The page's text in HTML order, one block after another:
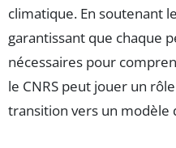
climatique. En soutenant
garantissant que chaque
nécessaires pour
le CNRS peut jouer un
transition vers un modèle